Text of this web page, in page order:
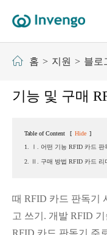
홈 지원 블로
기능 및 구매
Table of Content [ Hide ]
1. Ⅰ. 어떤 기능 RFID 카드 판
2. Ⅱ. 구매 방법 RFID 카드 리
때 RFID 카드 판독기
고 쓰기. 개발 RFID
RFID 카드 판독기 주